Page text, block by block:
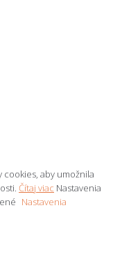
cookies, aby umožnila
Čítaj viac Nastavenia
Nastavenia